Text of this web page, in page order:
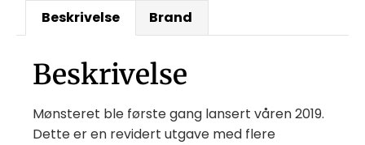
Beskrivelse Brand
Beskrivelse
Mønsteret ble første gang lansert våren 2019.
Dette er en revidert utgave med flere